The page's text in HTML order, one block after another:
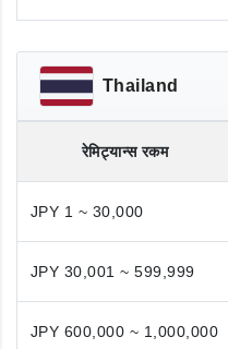
Thailand
रेमिट्यान्स रकम
JPY 1 ~ 30,000
JPY 30,001 ~ 599,999
JPY 600,000 ~ 1,000,000